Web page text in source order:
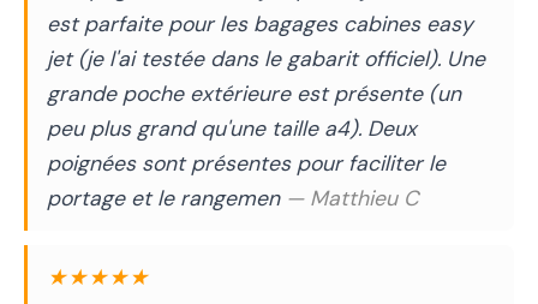
est parfaite pour les bagages cabines easy
jet (je l'ai testée dans le gabarit officiel). Une
grande poche extérieure est présente (un
peu plus grand qu'une taille a4). Deux
poignées sont présentes pour faciliter le
portage et le rangemen — Matthieu C
★★★★★